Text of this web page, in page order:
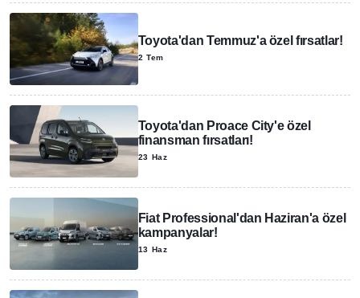
Toyota'dan Temmuz'a özel fırsatlar!
2 Tem
Toyota'dan Proace City'e özel
finansman fırsatları!
23 Haz
Fiat Professional'dan Haziran'a özel
kampanyalar!
13 Haz